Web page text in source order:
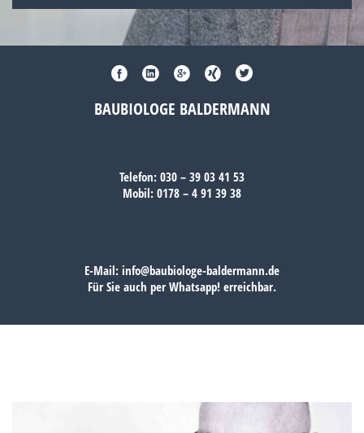
BAUBIOLOGE BALDERMANN
Telefon: 030 – 39 03 41 53
Mobil: 0178 – 4 91 39 38
E-Mail: info@baubiologe-baldermann.de
Für Sie auch per Whatsapp! erreichbar.